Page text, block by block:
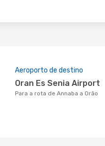
Aeroporto de destino
Oran Es Senia Airport
Para a rota de Annaba a Orão